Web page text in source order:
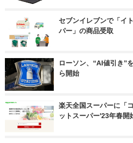
セブンイレブンで「イ
パー」の商品受取
ローソン、“AI値引き”
ら開始
楽天全国スーパーに「
ットスーパー'23年春開